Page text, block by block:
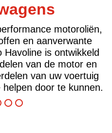
Texaco Delo-producten
en verlagen het
u nu op zoek bent naar
verlagen of
Texaco Delo kan u
te besparen.